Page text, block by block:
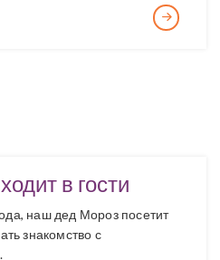
в гости
наш дед Мороз посетит
знакомство с